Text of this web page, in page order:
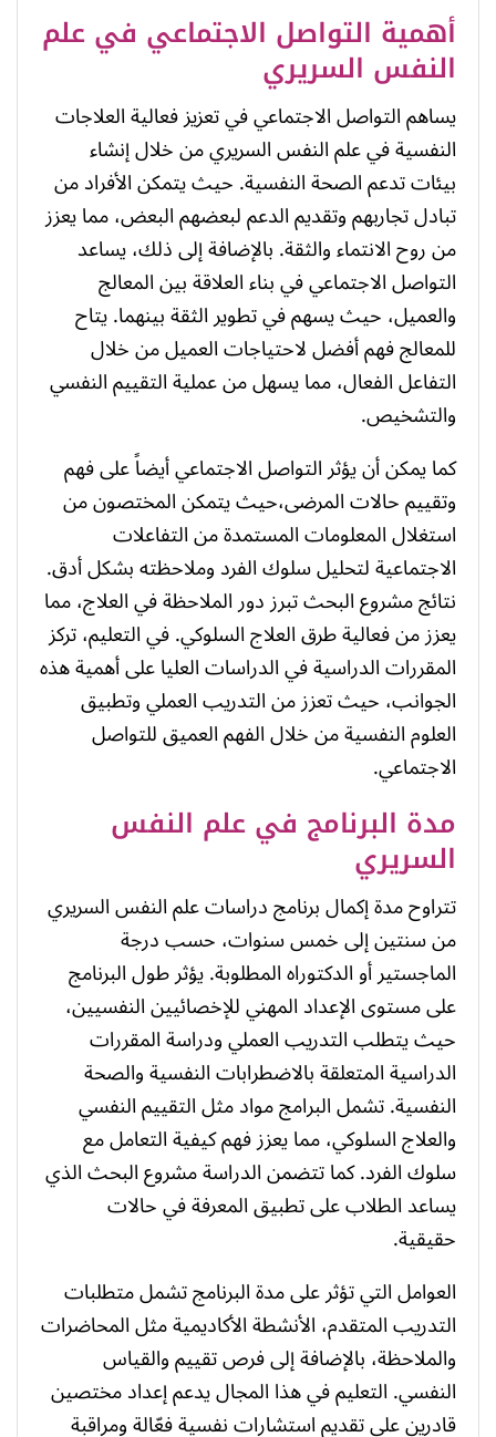
أهمية التواصل الاجتماعي في علم
النفس السريري
يساهم التواصل الاجتماعي في تعزيز فعالية العلاجات
النفسية في علم النفس السريري من خلال إنشاء
بيئات تدعم الصحة النفسية. حيث يتمكن الأفراد من
تبادل تجاربهم وتقديم الدعم لبعضهم البعض، مما يعزز
من روح الانتماء والثقة. بالإضافة إلى ذلك، يساعد
التواصل الاجتماعي في بناء العلاقة بين المعالج
والعميل، حيث يسهم في تطوير الثقة بينهما. يتاح
للمعالج فهم أفضل لاحتياجات العميل من خلال
التفاعل الفعال، مما يسهل من عملية التقييم النفسي
والتشخيص.
كما يمكن أن يؤثر التواصل الاجتماعي أيضاً على فهم
وتقييم حالات المرضى،حيث يتمكن المختصون من
استغلال المعلومات المستمدة من التفاعلات
الاجتماعية لتحليل سلوك الفرد وملاحظته بشكل أدق.
نتائج مشروع البحث تبرز دور الملاحظة في العلاج، مما
يعزز من فعالية طرق العلاج السلوكي. في التعليم، تركز
المقررات الدراسية في الدراسات العليا على أهمية هذه
الجوانب، حيث تعزز من التدريب العملي وتطبيق
العلوم النفسية من خلال الفهم العميق للتواصل
الاجتماعي.
مدة البرنامج في علم النفس
السريري
تتراوح مدة إكمال برنامج دراسات علم النفس السريري
من سنتين إلى خمس سنوات، حسب درجة
الماجستير أو الدكتوراه المطلوبة. يؤثر طول البرنامج
على مستوى الإعداد المهني للإخصائيين النفسيين،
حيث يتطلب التدريب العملي ودراسة المقررات
الدراسية المتعلقة بالاضطرابات النفسية والصحة
النفسية. تشمل البرامج مواد مثل التقييم النفسي
والعلاج السلوكي، مما يعزز فهم كيفية التعامل مع
سلوك الفرد. كما تتضمن الدراسة مشروع البحث الذي
يساعد الطلاب على تطبيق المعرفة في حالات
حقيقية.
العوامل التي تؤثر على مدة البرنامج تشمل متطلبات
التدريب المتقدم، الأنشطة الأكاديمية مثل المحاضرات
والملاحظة، بالإضافة إلى فرص تقييم والقياس
النفسي. التعليم في هذا المجال يدعم إعداد مختصين
قادرين على تقديم استشارات نفسية فعّالة ومراقبة